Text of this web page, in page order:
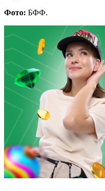
Фото: БФФ.